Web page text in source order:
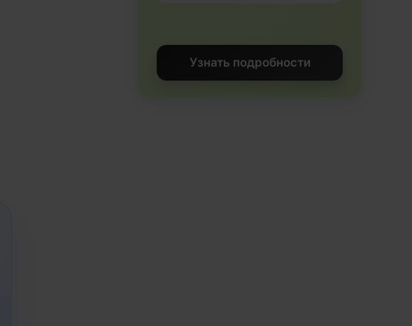
Узнать подробности